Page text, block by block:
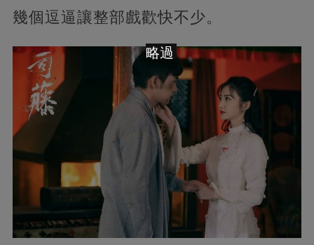
幾個逗逼讓整部戲歡快不少。
略過